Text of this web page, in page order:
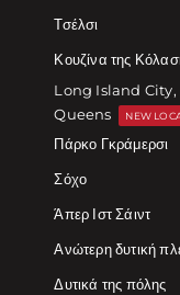
Τσέλσι
Κουζίνα της
Long Island City,
Queens
NEW
Πάρκο Γκράμερσι
Σόχο
Άπερ Ιστ Σάιντ
Ανώτερη δυτική
Δυτικά της πόλης